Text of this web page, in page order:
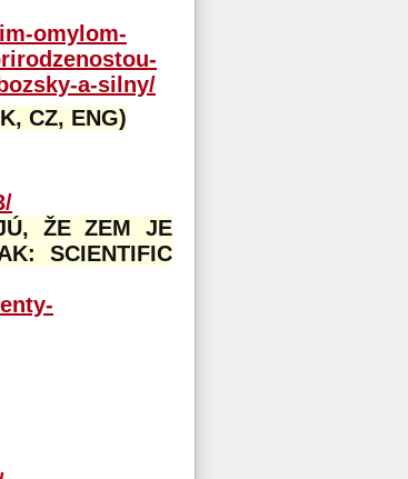
omylom-
a-silny/
CZ, ENG)
ŽE ZEM JE
SCIENTIFIC